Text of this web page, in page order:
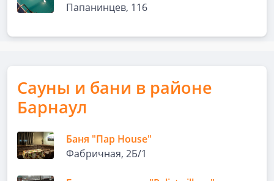
Папанинцев, 116
Сауны и бани в районе
Барнаул
Баня "Пар House"
Фабричная, 2Б/1